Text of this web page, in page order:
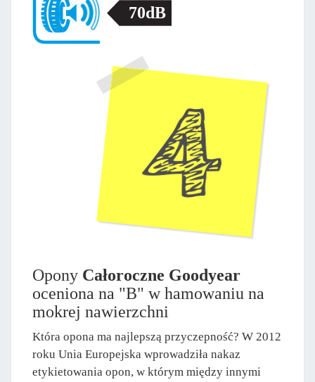
70dB
Opony Całoroczne Goodyear
oceniona na "B" w hamowaniu na
mokrej nawierzchni
Która opona ma najlepszą przyczepność? W 2012
roku Unia Europejska wprowadziła nakaz
etykietowania opon, w którym między innymi